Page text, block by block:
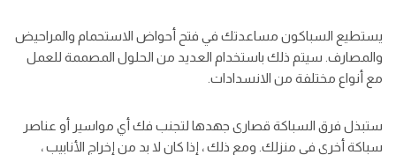
يستطيع السباكون مساعدتك في فتح أحواض الاستحمام والمراحيض
والمصارف. سيتم ذلك باستخدام العديد من الحلول المصممة للعمل
مع أنواع مختلفة من الانسدادات.
ستبذل فرق السباكة قصارى جهدها لتجنب فك أي مواسير أو عناصر
سباكة أخرى في منزلك. ومع ذلك ، إذا كان لا بد من إخراج الأنابيب ،